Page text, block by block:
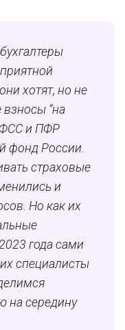
хотят, но не
взносы “на
ФСС и ПФР
фонд России.
страховые
и
Но как их
года сами
специалисты
на середину